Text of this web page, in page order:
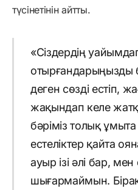
түсінетінін айтты.
«Сіздердің
отырғандарыңызды
деген сөзді естіп,
жақындап келе
бәріміз толық
естеліктер қайта
ауыр ізі әлі бар,
шығармаймын. Бірақ